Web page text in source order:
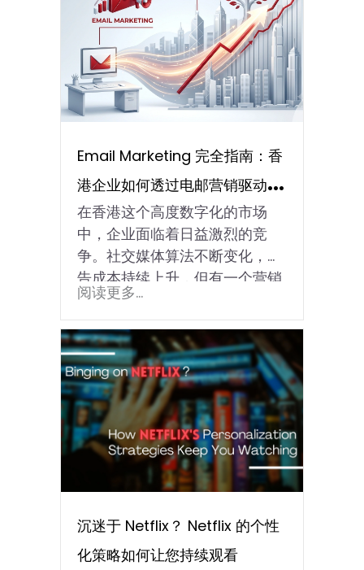
Email Marketing 完全指南：香
港企业如何透过电邮营销驱动业
务增长
在香港这个高度数字化的市场
中，企业面临着日益激烈的竞
争。社交媒体算法不断变化，广
告成本持续上升，但有一个营销
渠…
阅读更多...
沉迷于 Netflix？ Netflix 的个性
化策略如何让您持续观看